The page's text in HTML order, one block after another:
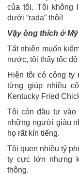
của tôi. Tôi không
dưới “rada” thôi!
Vậy ông thích ở
Tất nhiên muốn
nước, tôi thấy tốc
Hiện tôi có công ty
từng giúp nhiều
Kentucky Fried
Tôi còn đầu tư vào
những người giàu
họ rất kín tiếng.
Tôi quen nhiều tỷ
ty cực lớn nhưng
thông.